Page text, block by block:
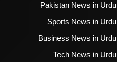
Pakistan News in Urdu
Sports News in Urdu
Business News in Urdu
Tech News in Urdu